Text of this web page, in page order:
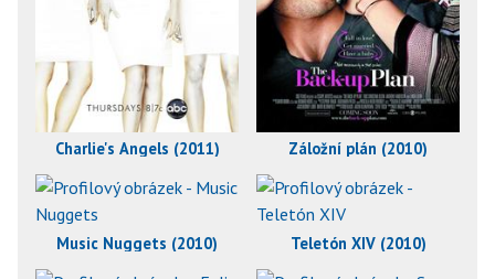
Charlie's Angels (2011) Záložní plán (2010)
Music Nuggets (2010) Teletón XIV (2010)